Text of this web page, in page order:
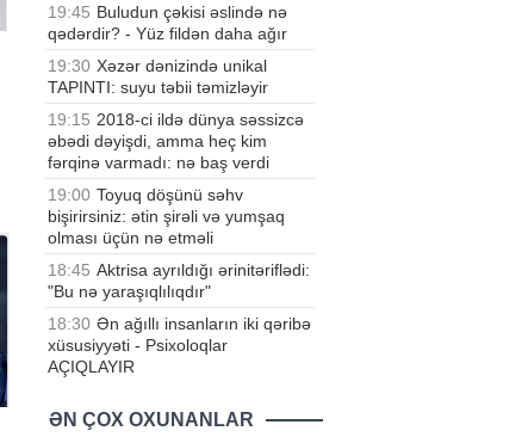
19:45 Buludun çəkisi əslində nə
qədərdir? - Yüz fildən daha ağır
19:30 Xəzər dənizində unikal
TAPINTI: suyu təbii təmizləyir
19:15 2018-ci ildə dünya səssizcə
əbədi dəyişdi, amma heç kim
fərqinə varmadı: nə baş verdi
19:00 Toyuq döşünü səhv
bişirirsiniz: ətin şirəli və yumşaq
olması üçün nə etməli
18:45 Aktrisa ayrıldığı ərinitəriflədi:
"Bu nə yaraşıqlılıqdır"
18:30 Ən ağıllı insanların iki qəribə
xüsusiyyəti - Psixoloqlar
AÇIQLAYIR
ƏN ÇOX OXUNANLAR